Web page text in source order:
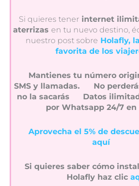
Si quieres tenerinternet
aterrizas en tu nuevo destino,
nuestro post sobre Holafly,
favorita de los
Mantienes tu número
SMS y llamadas.
No
no la sacarás
Datos
por Whatsapp 24/7 en
Aprovecha el 5% de
aquí
Si quieres saber cómo
Holafly haz clic